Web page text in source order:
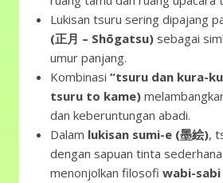
Lukisan tsuru sering dipajang
(正月 – Shōgatsu) sebagai
umur panjang.
Kombinasi “tsuru dan kura-
tsuru to kame)
dan keberuntungan abadi.
Dalam lukisan sumi-e (墨絵),
dengan sapuan tinta
menonjolkan filosofi wabi-sabi